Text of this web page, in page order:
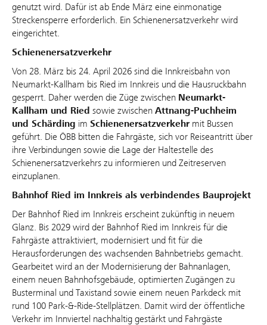
genutzt wird. Dafür ist ab Ende März eine einmonatige
Streckensperre erforderlich. Ein Schienenersatzverkehr wird
eingerichtet.
Schienenersatzverkehr
Von 28. März bis 24. April 2026 sind die Innkreisbahn von
Neumarkt-Kallham bis Ried im Innkreis und die Hausruckbahn
gesperrt. Daher werden die Züge zwischen Neumarkt-
Kallham und Ried sowie zwischen Attnang-Puchheim
und Schärding im Schienenersatzverkehr mit Bussen
geführt. Die ÖBB bitten die Fahrgäste, sich vor Reiseantritt über
ihre Verbindungen sowie die Lage der Haltestelle des
Schienenersatzverkehrs zu informieren und Zeitreserven
einzuplanen.
Bahnhof Ried im Innkreis als verbindendes Bauprojekt
Der Bahnhof Ried im Innkreis erscheint zukünftig in neuem
Glanz. Bis 2029 wird der Bahnhof Ried im Innkreis für die
Fahrgäste attraktiviert, modernisiert und fit für die
Herausforderungen des wachsenden Bahnbetriebs gemacht.
Gearbeitet wird an der Modernisierung der Bahnanlagen,
einem neuen Bahnhofsgebäude, optimierten Zugängen zu
Busterminal und Taxistand sowie einem neuen Parkdeck mit
rund 100 Park-&-Ride-Stellplätzen. Damit wird der öffentliche
Verkehr im Innviertel nachhaltig gestärkt und Fahrgäste